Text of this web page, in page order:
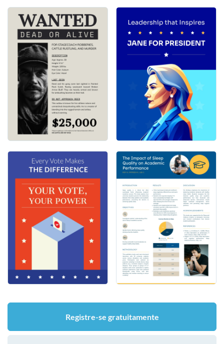
Registre-se gratuitamente